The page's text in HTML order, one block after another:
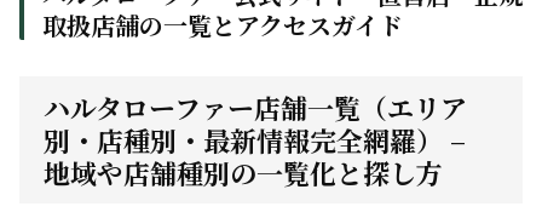
取扱店舗の一覧とアクセスガイド
ハルタローファー店舗一覧（エリア
別・店種別・最新情報完全網羅） –
地域や店舗種別の一覧化と探し方